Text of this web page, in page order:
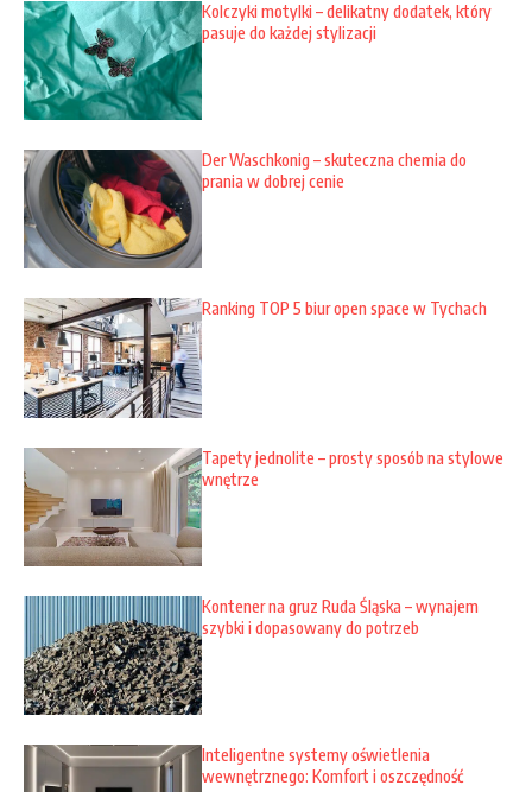
Kolczyki motylki – delikatny dodatek, który
pasuje do każdej stylizacji
Der Waschkonig – skuteczna chemia do
prania w dobrej cenie
Ranking TOP 5 biur open space w Tychach
Tapety jednolite – prosty sposób na stylowe
wnętrze
Kontener na gruz Ruda Śląska – wynajem
szybki i dopasowany do potrzeb
Inteligentne systemy oświetlenia
wewnętrznego: Komfort i oszczędność